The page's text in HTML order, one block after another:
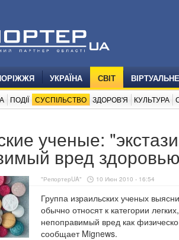
УКРАЇНА СВІТ
ПОДІЇ СУСПІЛЬСТВО ЗДОРОВ'Я КУЛЬТУРА
ученые:
вред
"РепортерUA" 10 Июн 2010 - 16:54
Группа израильских ученых
обычно относят к категории
непоправимый вред как
сообщает Mignews.